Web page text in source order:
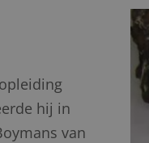
hij in
van